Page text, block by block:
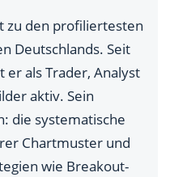
zu den profiliertesten
Deutschlands. Seit
er als Trader, Analyst
aktiv. Sein
die systematische
Chartmuster und
wie Breakout-